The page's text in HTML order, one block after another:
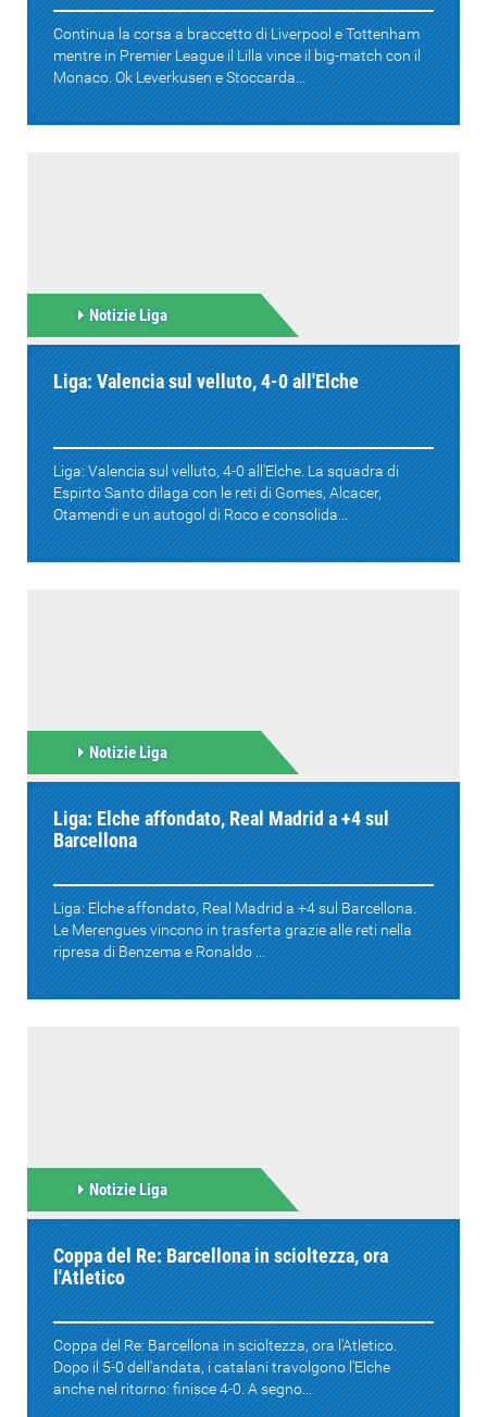
Continua la corsa a braccetto di Liverpool e Tottenham
mentre in Premier League il Lilla vince il big-match con il
Monaco. Ok Leverkusen e Stoccarda...
Notizie Liga
Liga: Valencia sul velluto, 4-0 all'Elche
Liga: Valencia sul velluto, 4-0 all'Elche. La squadra di
Espirto Santo dilaga con le reti di Gomes, Alcacer,
Otamendi e un autogol di Roco e consolida...
Notizie Liga
Liga: Elche affondato, Real Madrid a +4 sul
Barcellona
Liga: Elche affondato, Real Madrid a +4 sul Barcellona.
Le Merengues vincono in trasferta grazie alle reti nella
ripresa di Benzema e Ronaldo ...
Notizie Liga
Coppa del Re: Barcellona in scioltezza, ora
l'Atletico
Coppa del Re: Barcellona in scioltezza, ora l'Atletico.
Dopo il 5-0 dell'andata, i catalani travolgono l'Elche
anche nel ritorno: finisce 4-0. A segno...